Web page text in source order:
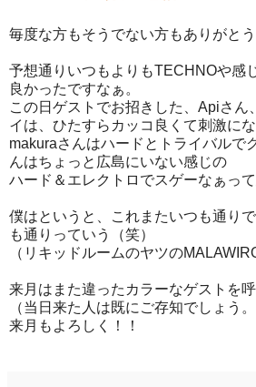
毎度な方もそうでない方もありがと
予想通りいつもよりもTECHNOや感
良かったですなぁ。
この日ゲストでお招きした、Apiさん
イは、ひたすらカッコ良くて刺激にな
makuraさんはハードとトライバルで
んはちょっと広島にいない感じの
ハード＆エレクトロでスゲーなぁって
僕はというと、これまたいつも通り
も通りっていう（笑）
（リキッドルームのヤツの
来月はまた違ったカラーなゲストを呼
（当日来た人は既にご存知でしょう。
来月もよろしく！！